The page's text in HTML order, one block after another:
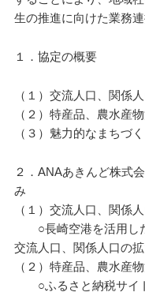
生の推進に向けた業務
１．協定の概要
（１）交流人口、関係
（２）特産品、農水産
（３）魅力的なまちづ
２．ANAあきんど株式
み
（１）交流人口、関係
○長崎空港を活用した
交流人口、関係人口の
（２）特産品、農水産
○ふるさと納税サイ